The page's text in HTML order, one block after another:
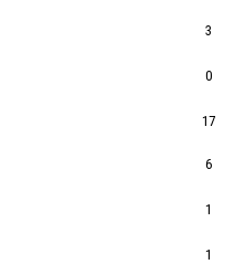
3
0
17
6
1
1